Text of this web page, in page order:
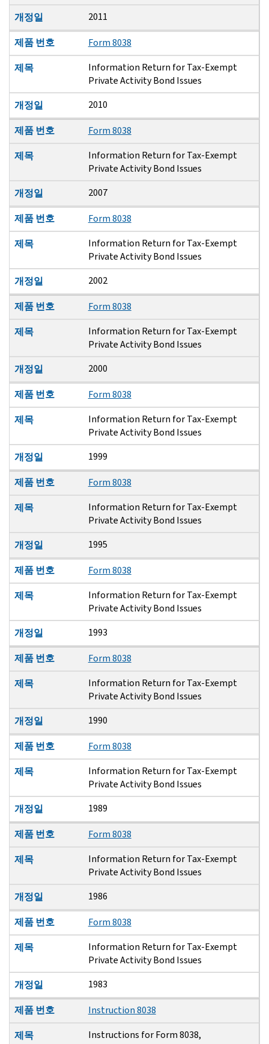
개정일
2011
제품 번호
Form 8038
제목
Information Return for Tax-Exempt
Private Activity Bond Issues
개정일
2010
제품 번호
Form 8038
제목
Information Return for Tax-Exempt
Private Activity Bond Issues
개정일
2007
제품 번호
Form 8038
제목
Information Return for Tax-Exempt
Private Activity Bond Issues
개정일
2002
제품 번호
Form 8038
제목
Information Return for Tax-Exempt
Private Activity Bond Issues
개정일
2000
제품 번호
Form 8038
제목
Information Return for Tax-Exempt
Private Activity Bond Issues
개정일
1999
제품 번호
Form 8038
제목
Information Return for Tax-Exempt
Private Activity Bond Issues
개정일
1995
제품 번호
Form 8038
제목
Information Return for Tax-Exempt
Private Activity Bond Issues
개정일
1993
제품 번호
Form 8038
제목
Information Return for Tax-Exempt
Private Activity Bond Issues
개정일
1990
제품 번호
Form 8038
제목
Information Return for Tax-Exempt
Private Activity Bond Issues
개정일
1989
제품 번호
Form 8038
제목
Information Return for Tax-Exempt
Private Activity Bond Issues
개정일
1986
제품 번호
Form 8038
제목
Information Return for Tax-Exempt
Private Activity Bond Issues
개정일
1983
제품 번호
Instruction 8038
제목
Instructions for Form 8038,